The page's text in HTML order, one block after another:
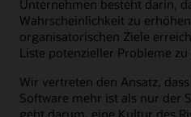
Unternehmen besteht darin,
Wahrscheinlichkeit zu
organisatorischen Ziele
Liste potenzieller Probleme zu
Wir vertreten den Ansatz,
Software mehr ist als nur der